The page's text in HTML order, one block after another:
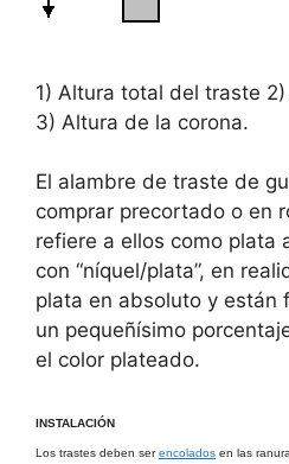
1) Altura total del traste
3) Altura de la corona.
El alambre de traste de
comprar precortado o en
refiere a ellos como plata
con “níquel/plata”, en
plata en absoluto y están
un pequeñísimo
el color plateado.
INSTALACIÓN
Los trastes deben serencolados en las